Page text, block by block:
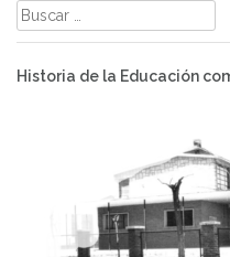
Buscar:
Historia de la Educación